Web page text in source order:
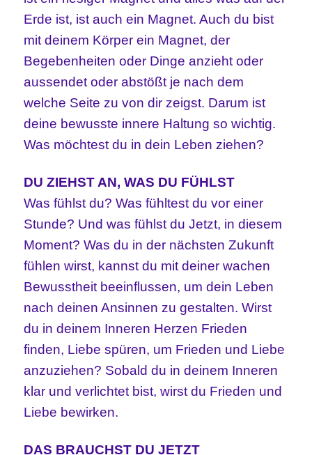
Erde ist, ist auch ein Magnet. Auch du bist
mit deinem Körper ein Magnet, der
Begebenheiten oder Dinge anzieht oder
aussendet oder abstößt je nach dem
welche Seite zu von dir zeigst. Darum ist
deine bewusste innere Haltung so wichtig.
Was möchtest du in dein Leben ziehen?
DU ZIEHST AN, WAS DU FÜHLST
Was fühlst du? Was fühltest du vor einer
Stunde? Und was fühlst du Jetzt, in diesem
Moment? Was du in der nächsten Zukunft
fühlen wirst, kannst du mit deiner wachen
Bewusstheit beeinflussen, um dein Leben
nach deinen Ansinnen zu gestalten. Wirst
du in deinem Inneren Herzen Frieden
finden, Liebe spüren, um Frieden und Liebe
anzuziehen? Sobald du in deinem Inneren
klar und verlichtet bist, wirst du Frieden und
Liebe bewirken.
DAS BRAUCHST DU JETZT